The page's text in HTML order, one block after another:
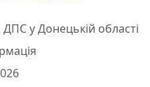
у Донецькій області